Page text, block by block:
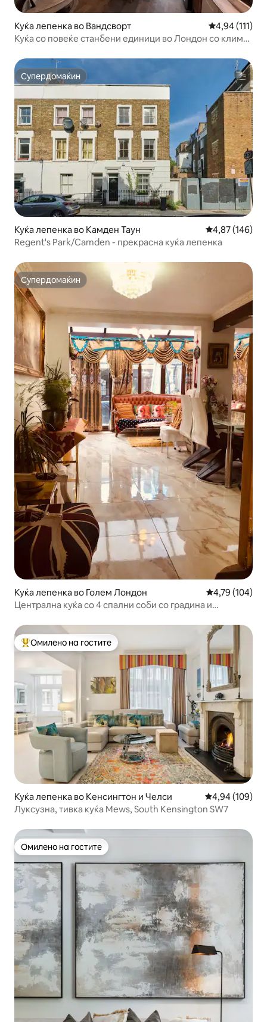
Куќа лепенка во Вандсворт Просечна
4,94 (111)
Куќа со повеќе станбени единици во Лондон со клима
Супердомаќин
Супердомаќин
Куќа лепенка во Камден Таун Просечна
4,87 (146)
Regent's Park/Camden - прекрасна куќа лепенка
Супердомаќин
Супердомаќин
Куќа лепенка во Голем Лондон Просечна
4,79 (104)
Централна куќа со 4 спални соби со градина и
Меѓу најуспешните „Омилени на гостите“
Омилено на гостите
Куќа лепенка во Кенсингтон и Челси Просечна
4,94 (109)
Луксузна, тивка куќа Mews, South Kensington SW7
Омилено на гостите
Омилено на гостите